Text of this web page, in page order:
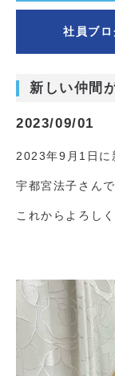
社員ブロ
新しい仲間
2023/09/01
2023年9月1日に
宇都宮法子さんで
これからよろし